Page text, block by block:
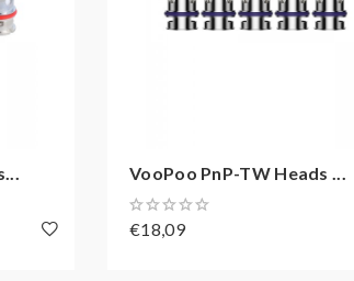
VooPoo PnP-TW Heads ...
€18,09